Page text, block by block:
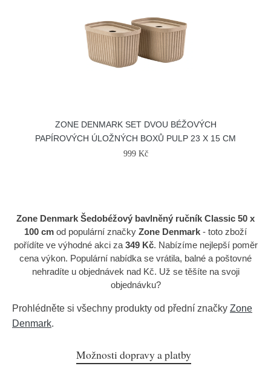
ZONE DENMARK SET DVOU BÉŽOVÝCH
PAPÍROVÝCH ÚLOŽNÝCH BOXŮ PULP 23 X 15 CM
999 Kč
Zone Denmark Šedobéžový bavlněný ručník Classic 50 x
100 cm od populární značky Zone Denmark - toto zboží
pořídíte ve výhodné akci za 349 Kč. Nabízíme nejlepší poměr
cena výkon. Populární nabídka se vrátila, balné a poštovné
nehradíte u objednávek nad Kč. Už se těšíte na svoji
objednávku?
Prohlédněte si všechny produkty od přední značky Zone
Denmark.
Možnosti dopravy a platby